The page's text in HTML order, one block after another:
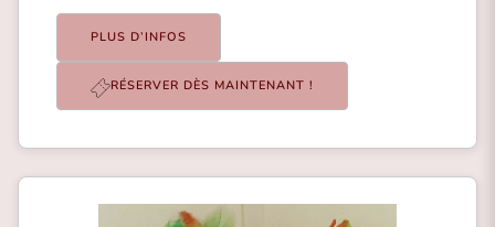
PLUS D’INFOS
RÉSERVER DÈS MAINTENANT !